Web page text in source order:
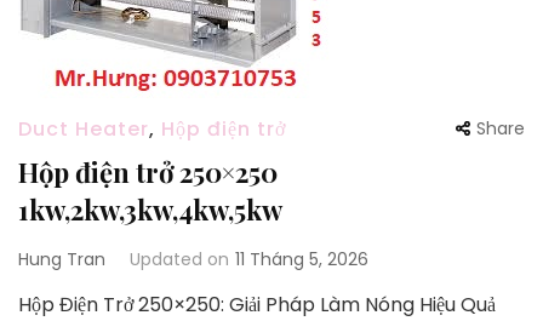
Duct Heater, Hộp điện trở Share
Hộp điện trở 250×250
1kw,2kw,3kw,4kw,5kw
Hung Tran Updated on 11 Tháng 5, 2026
Hộp Điện Trở 250×250: Giải Pháp Làm Nóng Hiệu Quả